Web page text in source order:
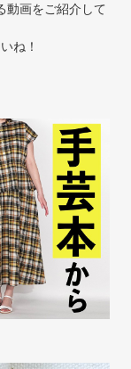
動画をご紹介して
ね！